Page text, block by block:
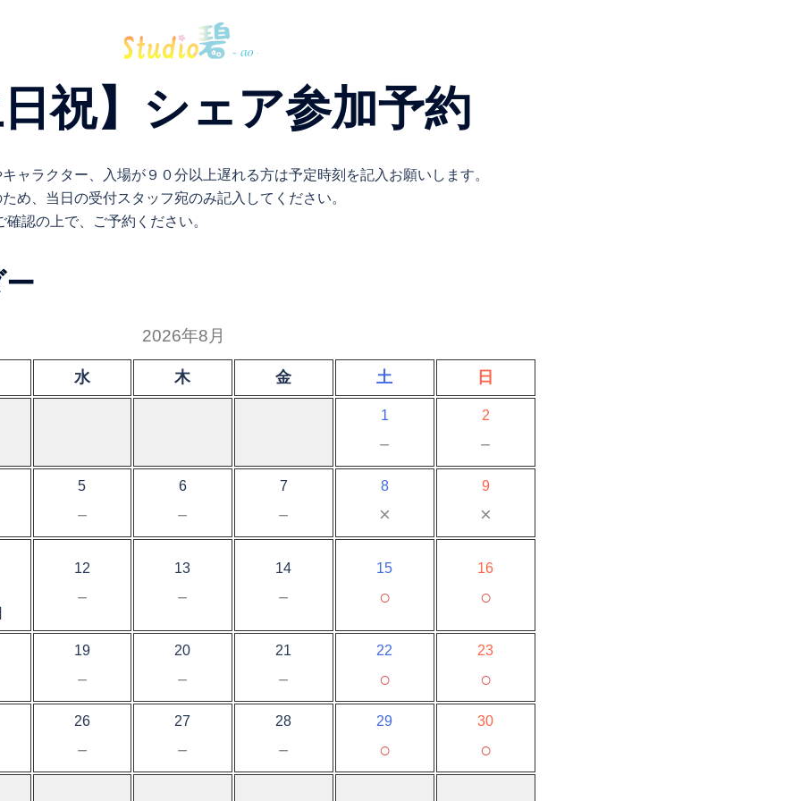
日祝】シェア参加予約
ャラクター、入場が９０分以上遅れる方は予定時刻を記入お願いします。
め、当日の受付スタッフ宛のみ記入してください。
確認の上で、ご予約ください。
2026年8月
水 木 金 土 日
1
－
2
－
5
－
6
－
7
－
8
×
9
×
12
－
13
－
14
－
15
○
16
○
19
－
20
－
21
－
22
○
23
○
26
－
27
－
28
－
29
○
30
○